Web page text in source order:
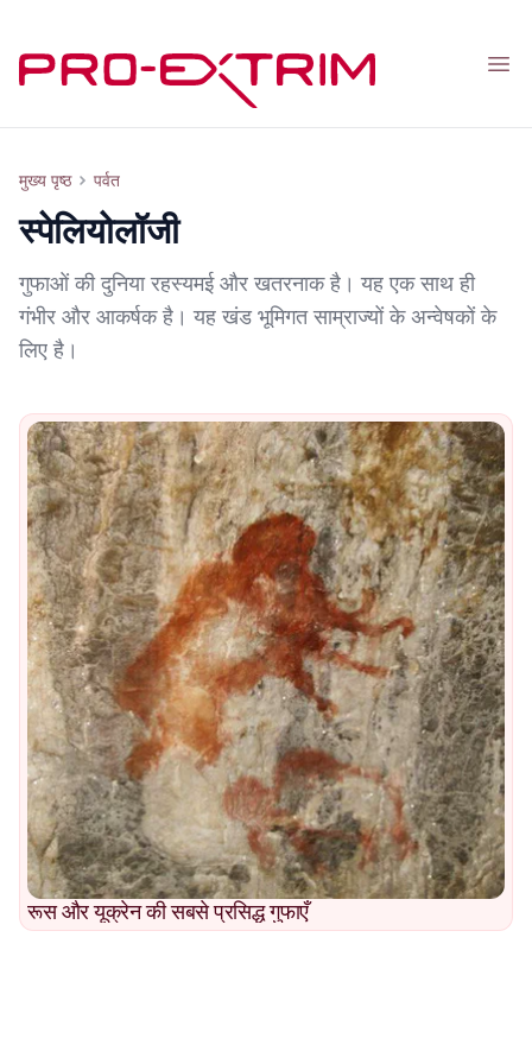
मुख्य पृष्ठ पर्वत
स्पेलियोलॉजी
स्पेलियोलॉजी
गुफाओं की दुनिया रहस्यमई और खतरनाक है। यह एक साथ ही
गंभीर और आकर्षक है। यह खंड भूमिगत साम्राज्यों के अन्वेषकों के
लिए है।
रूस और यूक्रेन की सबसे प्रसिद्ध गुफाएँ